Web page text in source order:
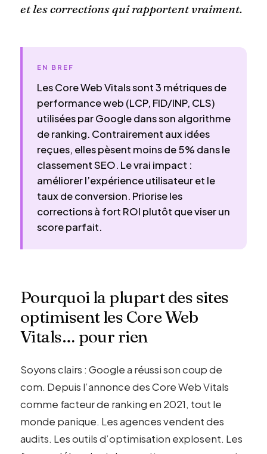
et les corrections qui rapportent vraiment.
EN BREF
Les Core Web Vitals sont 3 métriques de
performance web (LCP, FID/INP, CLS)
utilisées par Google dans son algorithme
de ranking. Contrairement aux idées
reçues, elles pèsent moins de 5% dans le
classement SEO. Le vrai impact :
améliorer l’expérience utilisateur et le
taux de conversion. Priorise les
corrections à fort ROI plutôt que viser un
score parfait.
Pourquoi la plupart des sites
optimisent les Core Web
Vitals… pour rien
Soyons clairs : Google a réussi son coup de
com. Depuis l’annonce des Core Web Vitals
comme facteur de ranking en 2021, tout le
monde panique. Les agences vendent des
audits. Les outils d’optimisation explosent. Les